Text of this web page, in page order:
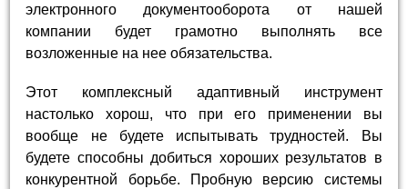
электронного документооборота от нашей
компании будет грамотно выполнять все
возложенные на нее обязательства.
Этот комплексный адаптивный инструмент
настолько хорош, что при его применении вы
вообще не будете испытывать трудностей. Вы
будете способны добиться хороших результатов в
конкурентной борьбе. Пробную версию системы